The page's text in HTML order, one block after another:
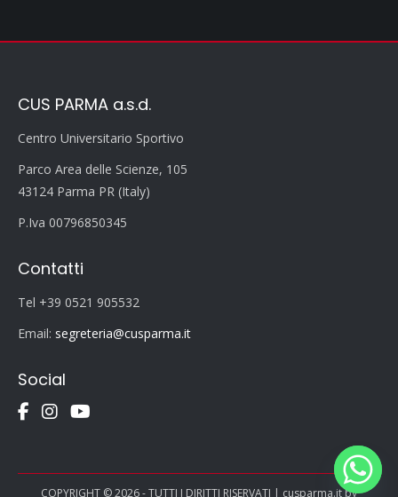
CUS PARMA a.s.d.
Centro Universitario Sportivo
Parco Area delle Scienze, 105
43124 Parma PR (Italy)
P.Iva 00796850345
Contatti
Tel +39 0521 905532
Email: segreteria@cusparma.it
Social
COPYRIGHT © 2026 - TUTTI I DIRITTI RISERVATI | cusparma.it by